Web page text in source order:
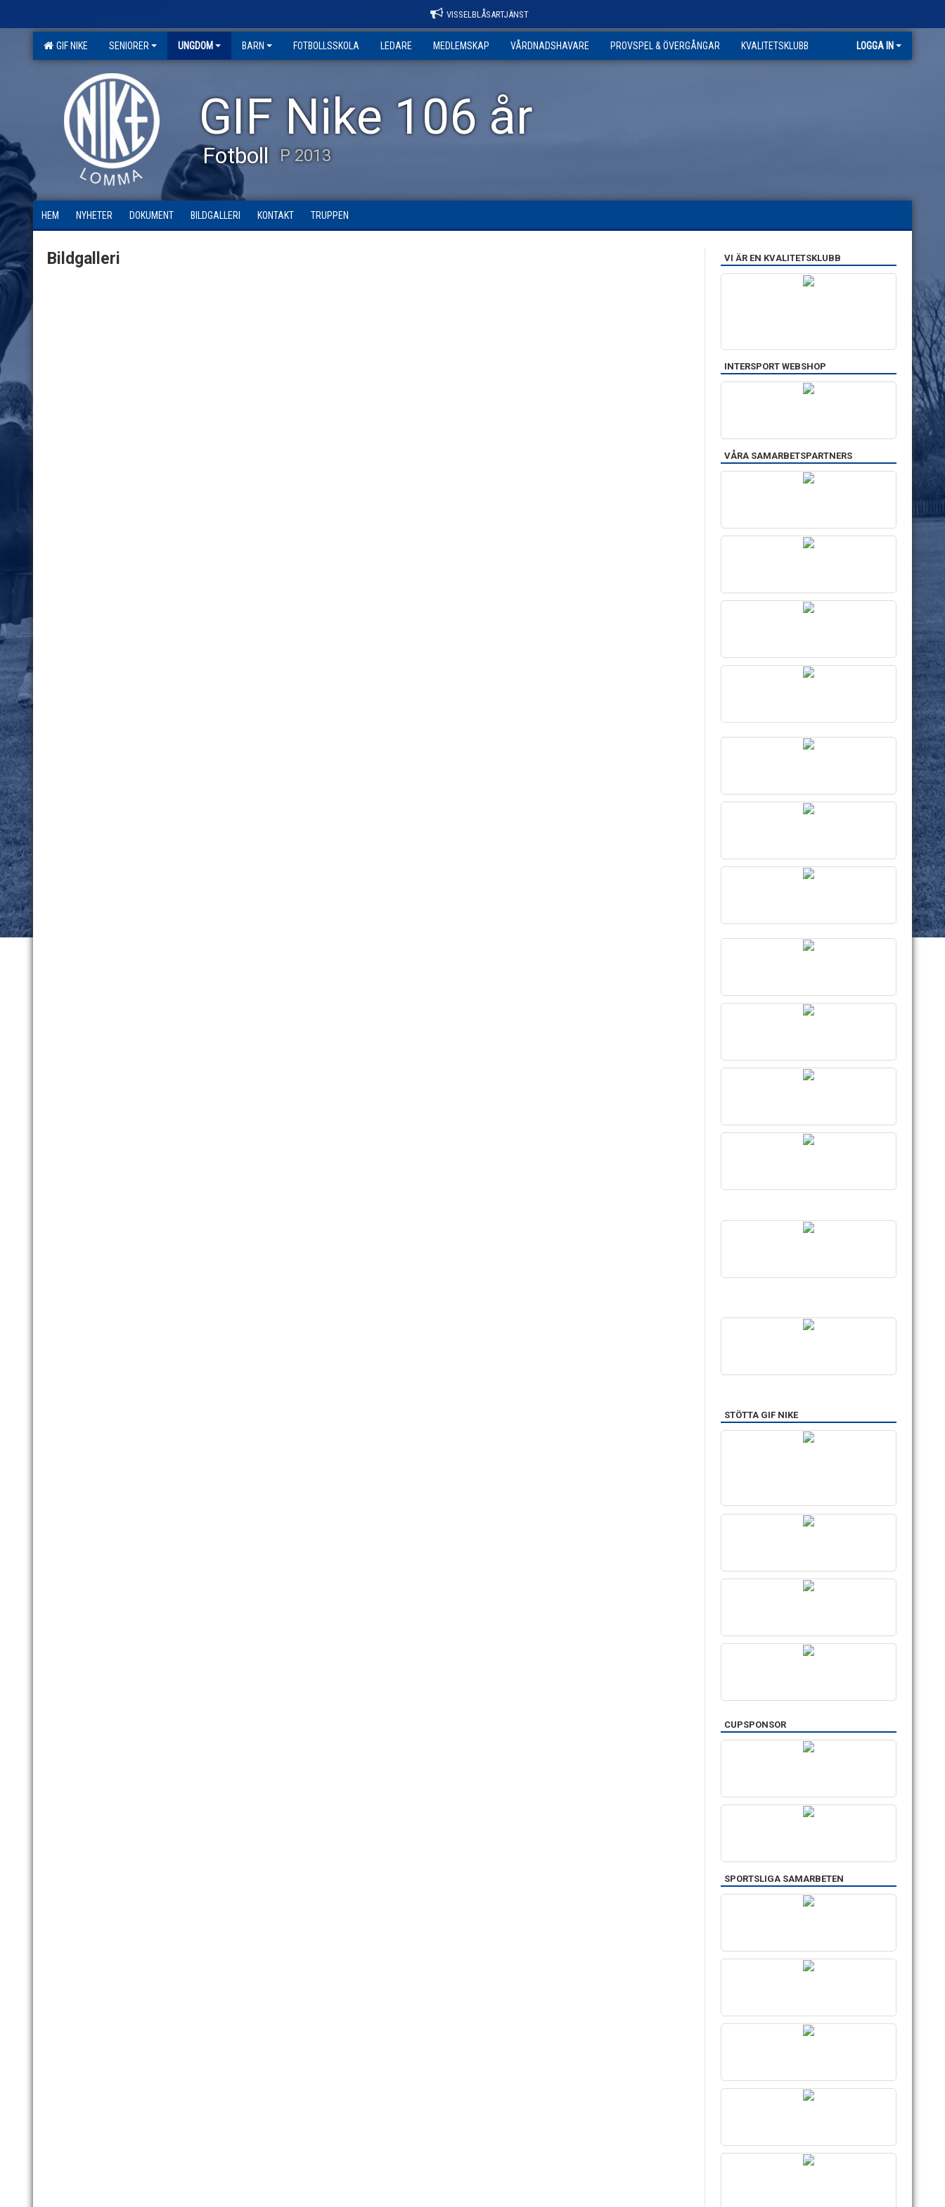
VISSELBLÅSARTJÄNST
GIF NIKE SENIORER UNGDOM BARN FOTBOLLSSKOLA LEDARE MEDLEMSKAP VÅRDNADSHAVARE PROVSPEL & ÖVERGÅNGAR KVALITETSKLUBB LOGGA IN
GIF Nike 106 år
Fotboll P 2013
HEM NYHETER DOKUMENT BILDGALLERI KONTAKT TRUPPEN
Bildgalleri VI ÄR EN KVALITETSKLUBB
INTERSPORT WEBSHOP
VÅRA SAMARBETSPARTNERS
STÖTTA GIF NIKE
CUPSPONSOR
SPORTSLIGA SAMARBETEN